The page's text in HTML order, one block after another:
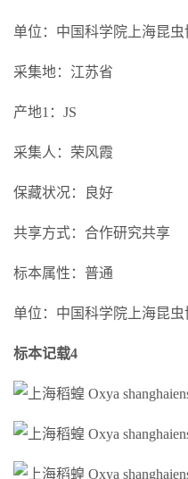
单位：中国科学院上海昆虫
采集地：江苏省
产地1：JS
采集人：荣风霞
保藏状况：良好
共享方式：合作研究共享
标本属性：普通
单位：中国科学院上海昆虫
标本记载4